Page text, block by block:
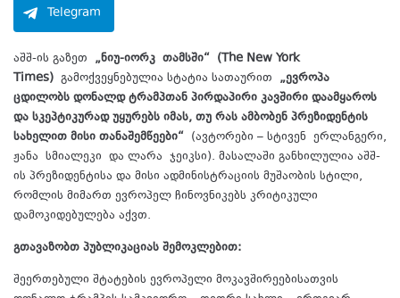
Telegram
აშშ-ის გაზეთ „ნიუ-იორკ თამსში“ (The New York
Times) გამოქვეყნებულია სტატია სათაურით „ევროპა
ცდილობს დონალდ ტრამპთან პირდაპირი კავშირი დაამყაროს
და სკეპტიკურად უყურებს იმას, თუ რას ამბობენ პრეზიდენტის
სახელით მისი თანაშემწეები“ (ავტორები – სტივენ ერლანგერი,
ჟანა სმიალეკი და ლარა ჯეიკსი). მასალაში განხილულია აშშ-
ის პრეზიდენტისა და მისი ადმინისტრაციის მუშაობის სტილი,
რომლის მიმართ ევროპელ ჩინოვნიკებს კრიტიკული
დამოკიდებულება აქვთ.
გთავაზობთ პუბლიკაციას შემოკლებით:
შეერთებული შტატების ევროპელი მოკავშირეებისათვის